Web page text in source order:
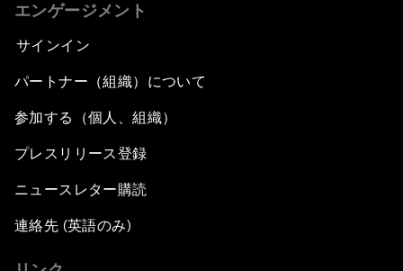
エンゲージメント
サインイン
パートナー（組織）について
参加する（個人、組織）
プレスリリース登録
ニュースレター購読
連絡先 (英語のみ)